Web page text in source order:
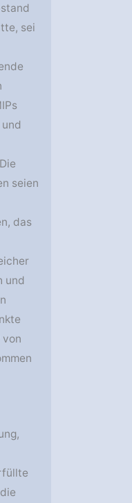
sei
seien
das
und
von